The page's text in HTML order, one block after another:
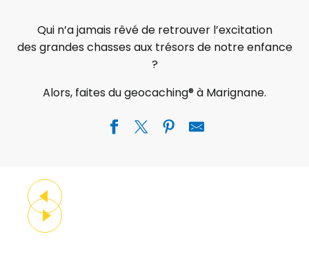
Qui n’a jamais rêvé de retrouver l’excitation
des grandes chasses aux trésors de notre enfance
?
Alors, faites du geocaching® à Marignane.